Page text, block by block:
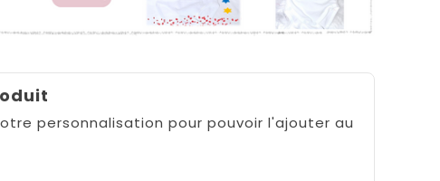
personnalisation pour pouvoir l'ajouter au